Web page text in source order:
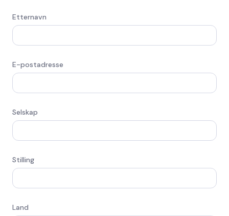
Etternavn
E-postadresse
Selskap
Stilling
Land